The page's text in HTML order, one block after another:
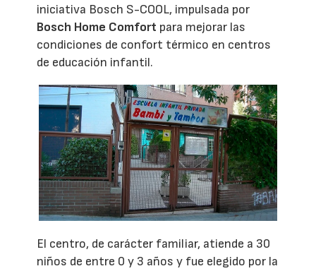
iniciativa Bosch S-COOL, impulsada por
Bosch Home Comfort para mejorar las
condiciones de confort térmico en centros
de educación infantil.
El centro, de carácter familiar, atiende a 30
niños de entre 0 y 3 años y fue elegido por la